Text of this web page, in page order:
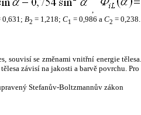
,
0,631; B2 = 1,218; C1 = 0,986 a C2 = 0,238.
souvisí se změnami vnitřní energie
závisí na jakosti a barvě povrchu.
Stefanův-Boltzmannův zákon